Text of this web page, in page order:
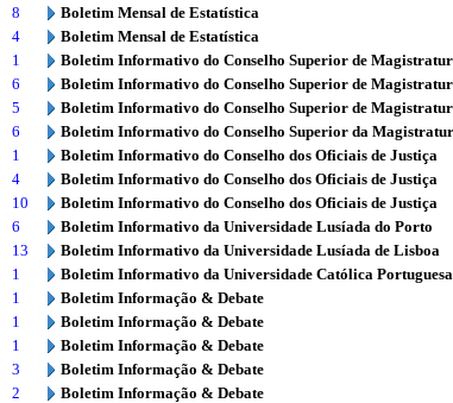
8
Boletim Mensal de Estatística
4
Boletim Mensal de Estatística
1
Boletim Informativo do Conselho Superior de
6
Boletim Informativo do Conselho Superior de
5
Boletim Informativo do Conselho Superior de
6
Boletim Informativo do Conselho Superior da
1
Boletim Informativo do Conselho dos Oficiais de Justiça
4
Boletim Informativo do Conselho dos Oficiais de Justiça
10
Boletim Informativo do Conselho dos Oficiais de Justiça
6
Boletim Informativo da Universidade Lusíada do Porto
13
Boletim Informativo da Universidade Lusíada de Lisboa
1
Boletim Informativo da Universidade Católica Portuguesa
1
Boletim Informação & Debate
1
Boletim Informação & Debate
1
Boletim Informação & Debate
3
Boletim Informação & Debate
2
Boletim Informação & Debate